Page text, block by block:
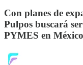
Con planes de
Pulpos buscará
PYMES en